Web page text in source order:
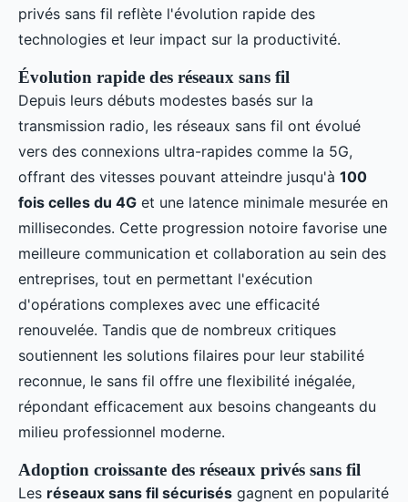
privés sans fil reflète l'évolution rapide des
technologies et leur impact sur la productivité.
Évolution rapide des réseaux sans fil
Depuis leurs débuts modestes basés sur la
transmission radio, les réseaux sans fil ont évolué
vers des connexions ultra-rapides comme la 5G,
offrant des vitesses pouvant atteindre jusqu'à 100
fois celles du 4G et une latence minimale mesurée en
millisecondes. Cette progression notoire favorise une
meilleure communication et collaboration au sein des
entreprises, tout en permettant l'exécution
d'opérations complexes avec une efficacité
renouvelée. Tandis que de nombreux critiques
soutiennent les solutions filaires pour leur stabilité
reconnue, le sans fil offre une flexibilité inégalée,
répondant efficacement aux besoins changeants du
milieu professionnel moderne.
Adoption croissante des réseaux privés sans fil
Les réseaux sans fil sécurisés gagnent en popularité